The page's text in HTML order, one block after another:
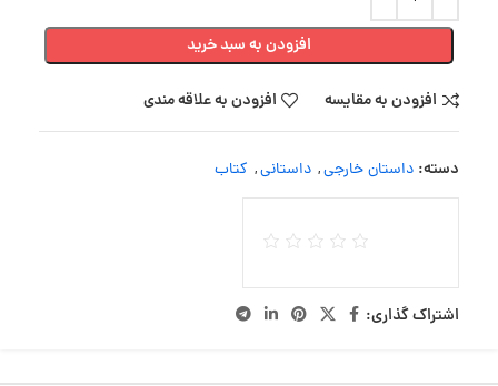
افزودن به سبد خرید
افزودن به مقایسه افزودن به علاقه مندی
دسته: داستان خارجی, داستانی, کتاب
اشتراک گذاری: